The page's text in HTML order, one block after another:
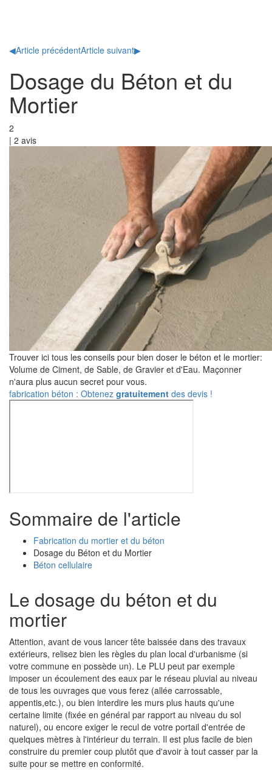
◀Article précédentArticle suivant▶
Dosage du Béton et du
Mortier
2
| 2 avis
Trouver ici tous les conseils pour bien doser le béton et le mortier:
Volume de Ciment, de Sable, de Gravier et d'Eau. Maçonner
n'aura plus aucun secret pour vous.
fabrication béton : Obtenez gratuitement des devis !
Sommaire de l'article
Fabrication du mortier et du béton
Dosage du Béton et du Mortier
Béton cellulaire
Le dosage du béton et du
mortier
Attention, avant de vous lancer tête baissée dans des travaux
extérieurs, relisez bien les règles du plan local d'urbanisme (si
votre commune en possède un). Le PLU peut par exemple
imposer un écoulement des eaux par le réseau pluvial au niveau
de tous les ouvrages que vous ferez (allée carrossable,
appentis,etc.), ou bien interdire les murs plus hauts qu'une
certaine limite (fixée en général par rapport au niveau du sol
naturel), ou encore exiger le recul de votre portail d'entrée de
quelques mètres à l'intérieur du terrain. Il est plus facile de bien
construire du premier coup plutôt que d'avoir à tout casser par la
suite pour se mettre en conformité.